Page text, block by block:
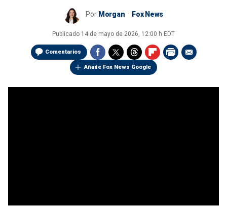
Por Morgan Fox News
Publicado 14 de mayo de 2026, 12:00 h EDT
Comentarios
Añade Fox News Google